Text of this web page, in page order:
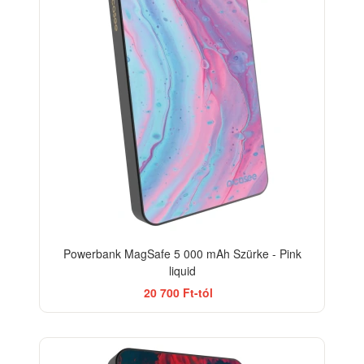
Powerbank MagSafe 5 000 mAh Szürke - Pink
liquid
20 700 Ft-tól